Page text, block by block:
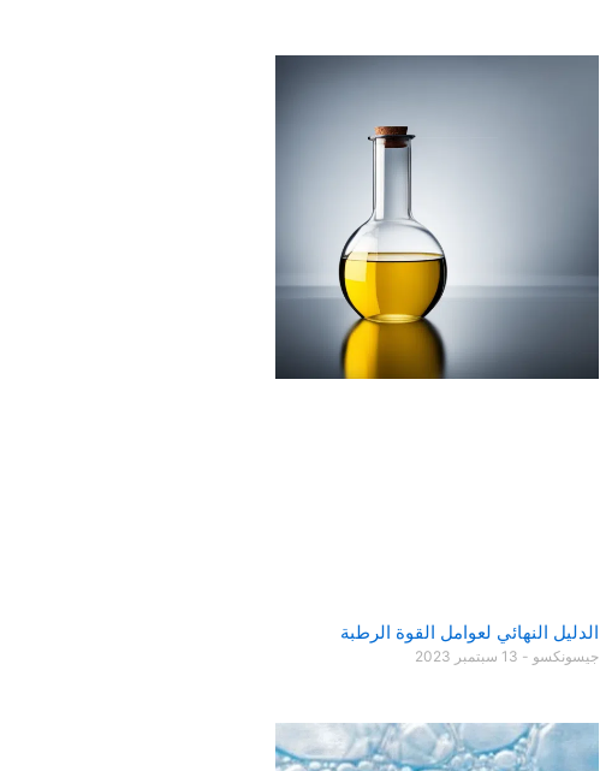
الدليل النهائي لعوامل القوة الرطبة
جيسونكسو